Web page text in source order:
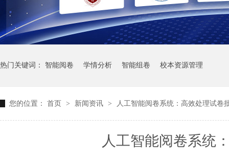
热门关键词： 智能阅卷 学情分析 智能组卷 校本资源管理
您的位置： 首页 > 新闻资讯 > 人工智能阅卷系统：高效处理试卷
人工智能阅卷系统